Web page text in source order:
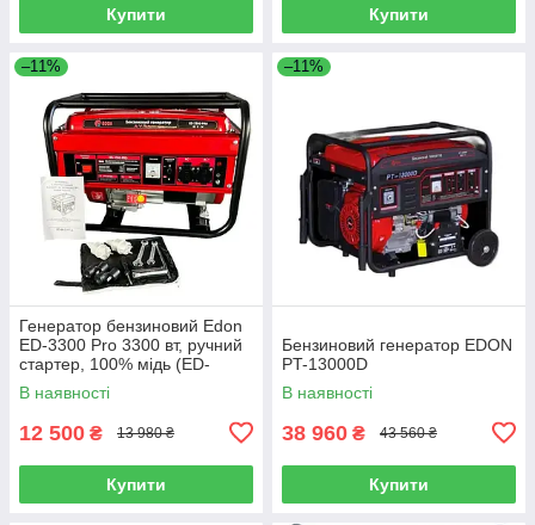
Купити Купити
–11%
Генератор бензиновий Edon
ED-3300 Pro 3300 вт, ручний
стартер, 100% мідь (ED-
3300-Pro)
В наявності
12 500 ₴ 13 980 ₴
Купити
–11%
Бензиновий генератор EDON
PT-13000D
В наявності
38 960 ₴ 43 560 ₴
Купити